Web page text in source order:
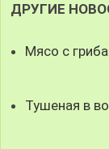
ДРУГИЕ
Мясо с
Тушеная в